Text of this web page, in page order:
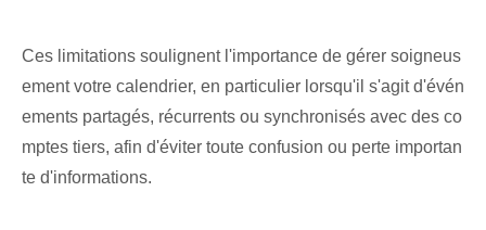
Ces limitations soulignent l'importance de gérer soigneus
ement votre calendrier, en particulier lorsqu'il s'agit d'évén
ements partagés, récurrents ou synchronisés avec des co
mptes tiers, afin d'éviter toute confusion ou perte importan
te d'informations.